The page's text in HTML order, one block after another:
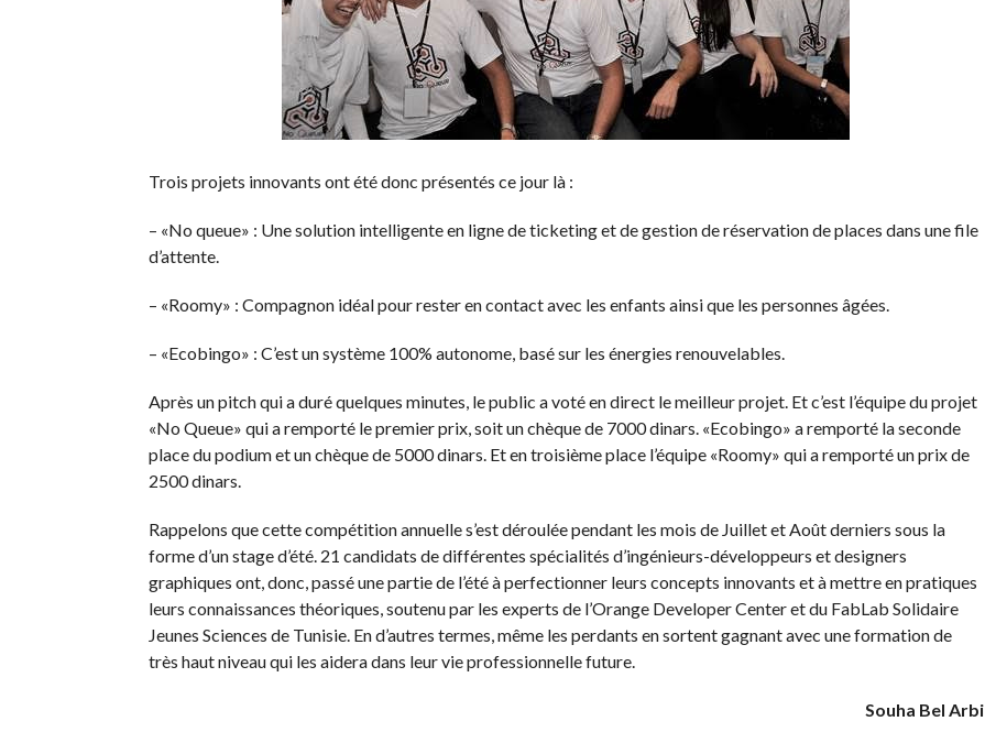
Trois projets innovants ont été donc présentés ce jour là :
– «No queue» : Une solution intelligente en ligne de ticketing et de gestion de réservation de places dans une file
d’attente.
– «Roomy» : Compagnon idéal pour rester en contact avec les enfants ainsi que les personnes âgées.
– «Ecobingo» : C’est un système 100% autonome, basé sur les énergies renouvelables.
Après un pitch qui a duré quelques minutes, le public a voté en direct le meilleur projet. Et c’est l’équipe du projet
«No Queue» qui a remporté le premier prix, soit un chèque de 7000 dinars. «Ecobingo» a remporté la seconde
place du podium et un chèque de 5000 dinars. Et en troisième place l’équipe «Roomy» qui a remporté un prix de
2500 dinars.
Rappelons que cette compétition annuelle s’est déroulée pendant les mois de Juillet et Août derniers sous la
forme d’un stage d’été. 21 candidats de différentes spécialités d’ingénieurs-développeurs et designers
graphiques ont, donc, passé une partie de l’été à perfectionner leurs concepts innovants et à mettre en pratiques
leurs connaissances théoriques, soutenu par les experts de l’Orange Developer Center et du FabLab Solidaire
Jeunes Sciences de Tunisie. En d’autres termes, même les perdants en sortent gagnant avec une formation de
très haut niveau qui les aidera dans leur vie professionnelle future.
Souha Bel Arbi